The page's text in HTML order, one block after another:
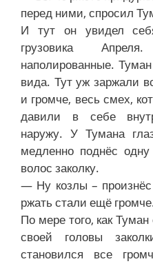
перед ними, спросил
И тут он увидел
грузовика
наполированные.
вида. Тут уж заржали
и громче, весь смех,
давили в себе
наружу. У Тумана
медленно поднёс
волос заколку.
— Ну козлы –
ржать стали ещё
По мере того, как
своей головы
становился все